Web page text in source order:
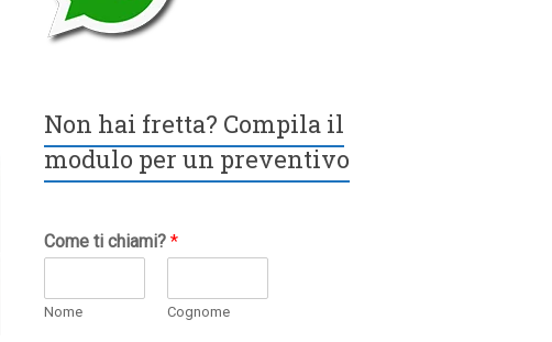
Non hai fretta? Compila il
modulo per un preventivo
Come ti chiami?*
Nome Cognome